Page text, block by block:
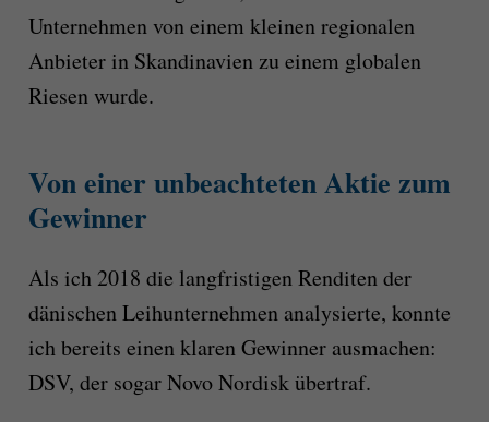
Unternehmen von einem kleinen regionalen
Anbieter in Skandinavien zu einem globalen
Riesen wurde.
Von einer unbeachteten Aktie zum
Gewinner
Als ich 2018 die langfristigen Renditen der
dänischen Leihunternehmen analysierte, konnte
ich bereits einen klaren Gewinner ausmachen:
DSV, der sogar Novo Nordisk übertraf.